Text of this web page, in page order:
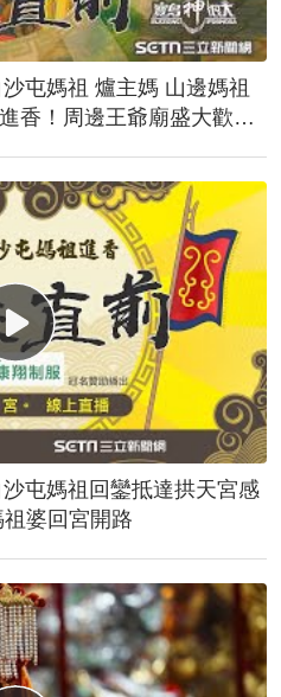
屯媽祖 爐主媽 山邊媽祖
香！周邊王爺廟盛大歡
屯媽祖回鑾抵達拱天宮感
婆回宮開路